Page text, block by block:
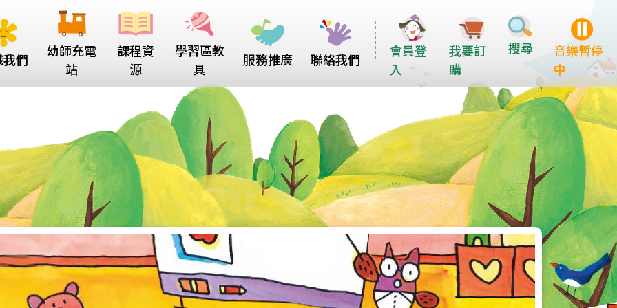
會員登
入
我要訂
購
搜尋
音樂暫停
中
們
幼師充電
站
課程資
源
學習區教
具
服務推廣 聯絡我們